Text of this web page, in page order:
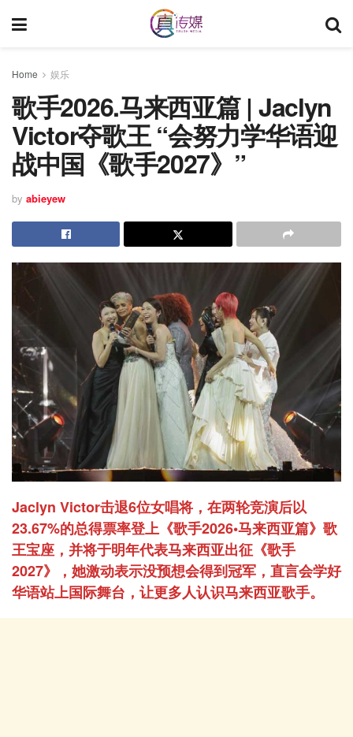
Home 娱乐
歌手2026.马来西亚篇 | Jaclyn
Victor夺歌王 “会努力学华语迎
战中国《歌手2027》”
by abieyew
Jaclyn Victor击退6位女唱将，在两轮竞演后以
23.67%的总得票率登上《歌手2026•马来西亚篇》歌
王宝座，并将于明年代表马来西亚出征《歌手
2027》，她激动表示没预想会得到冠军，直言会学好
华语站上国际舞台，让更多人认识马来西亚歌手。